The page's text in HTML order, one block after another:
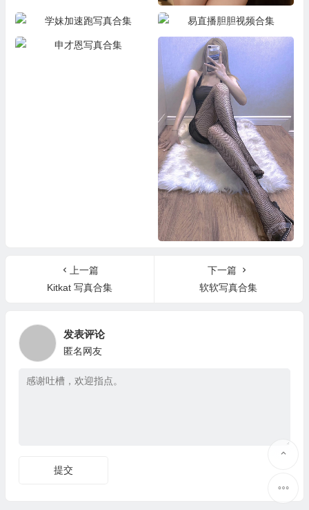
前羽写真合集
学妹加速跑写真合集 易直播胆胆视频合集
上一篇
Kitkat 写真合集
下一篇
软软写真合集
发表评论
匿名网友